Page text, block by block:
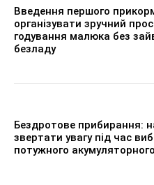
Введення першого
організувати зручний
годування малюка без
безладу
Бездротове прибирання:
звертати увагу під час
потужного